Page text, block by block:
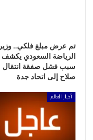
تم عرض مبلغ فلكي.. وزير
الرياضة السعودي يكشف
سبب فشل صفقة انتقال
صلاح إلى اتحاد جدة
أخبار العالم